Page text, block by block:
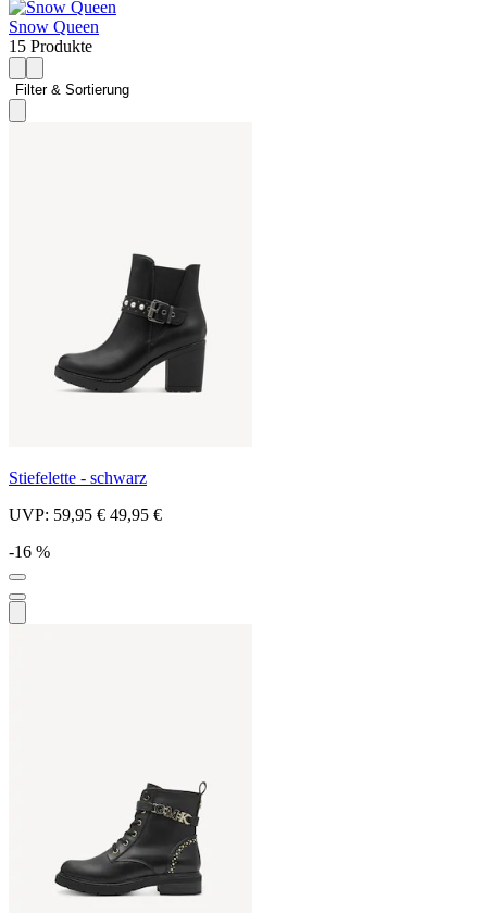
Snow Queen
15 Produkte
Stiefelette - schwarz
UVP: 59,95 € 49,95 €
-16 %